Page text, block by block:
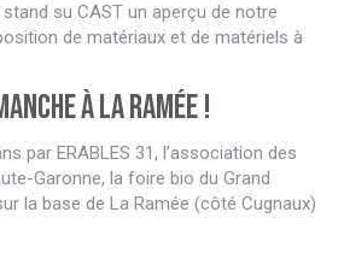
su CAST un aperçu de notre
de matériaux et de matériels à
à La Ramée !
par ERABLES 31, l’association des
Garonne, la foire bio du Grand
la base de La Ramée (côté Cugnaux)